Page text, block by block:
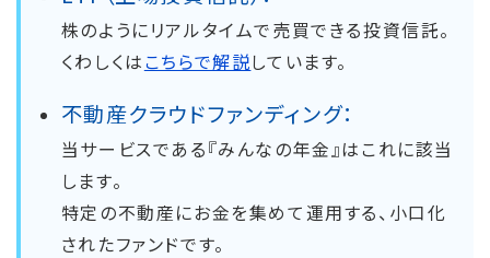
株のようにリアルタイムで売買できる投資信託。
くわしくはこちらで解説しています。
不動産クラウドファンディング：
当サービスである『みんなの年金』はこれに該当
します。
特定の不動産にお金を集めて運用する、小口化
されたファンドです。